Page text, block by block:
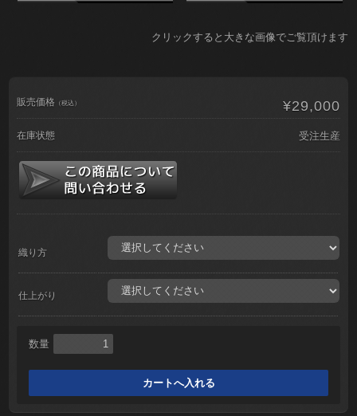
クリックすると大きな画像でご覧頂けます
販売価格 （税込） ¥29,000
在庫状態 受注生産
織り方
仕上がり
数量